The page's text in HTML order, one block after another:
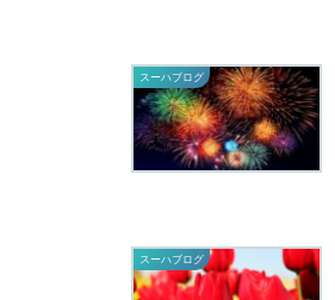
スーハブログ
スーハブログ